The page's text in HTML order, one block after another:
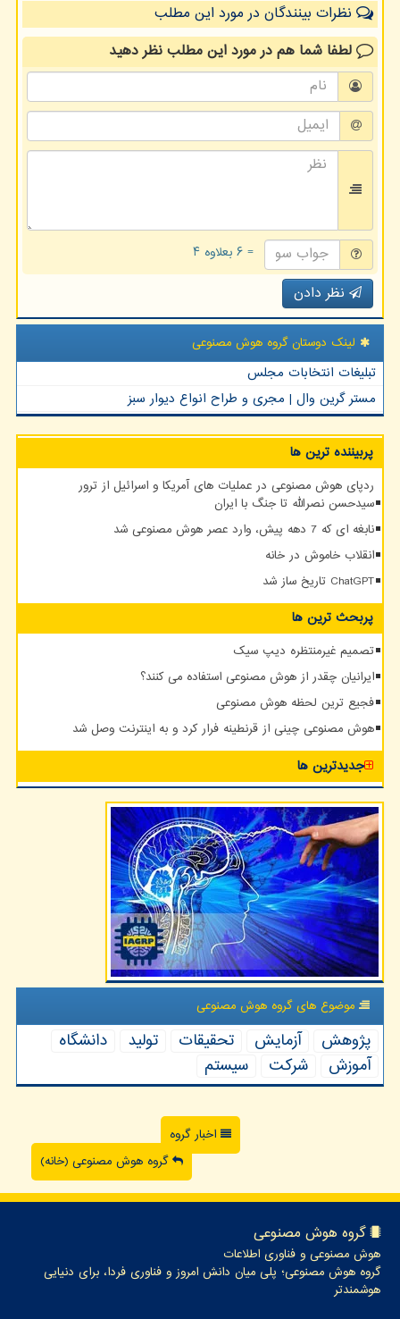
نظرات بینندگان در مورد این مطلب
لطفا شما همدر مورد این مطلبنظر دهید
= ۶ بعلاوه ۴
نظر دادن
لینک دوستان گروه هوش مصنوعی
تبلیغات انتخابات مجلس
مستر گرین وال | مجری و طراح انواع دیوار سبز
پربیننده ترین ها
ردپای هوش مصنوعی در عملیات های آمریکا و اسرائیل از ترور
سیدحسن نصرالله تا جنگ با ایران
نابغه ای که 7 دهه پیش، وارد عصر هوش مصنوعی شد
انقلاب خاموش در خانه
ChatGPT تاریخ ساز شد
پربحث ترین ها
تصمیم غیرمنتظره دیپ سیک
ایرانیان چقدر از هوش مصنوعی استفاده می کنند؟
فجیع ترین لحظه هوش مصنوعی
هوش مصنوعی چینی از قرنطینه فرار کرد و به اینترنت وصل شد
جدیدترین ها
موضوع های گروه هوش مصنوعی
پژوهش آزمایش تحقیقات تولید
دانشگاه
آموزش
شركت سیستم
اخبار گروه
گروه هوش مصنوعی (خانه)
گروه هوش مصنوعی
هوش مصنوعی و فناوری اطلاعات
گروه هوش مصنوعی؛ پلی میان دانش امروز و فناوری فردا، برای دنیایی
هوشمندتر